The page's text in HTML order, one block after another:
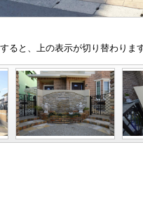
ると、上の表示が切り替わりま